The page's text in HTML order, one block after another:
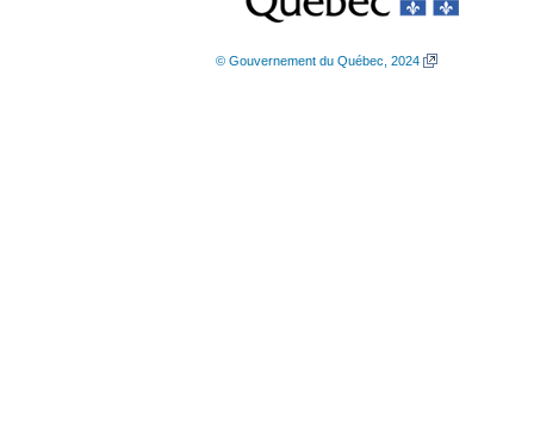
© Gouvernement du Québec, 2024